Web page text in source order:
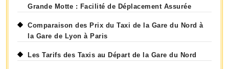
Grande Motte : Facilité de Déplacement Assurée
Comparaison des Prix du Taxi de la Gare du Nord à
la Gare de Lyon à Paris
Les Tarifs des Taxis au Départ de la Gare du Nord